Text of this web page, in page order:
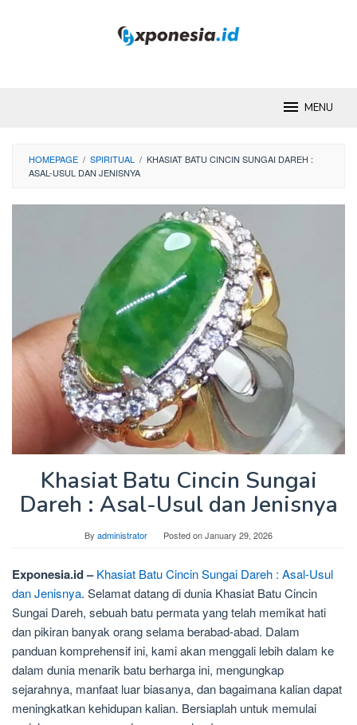
MENU
HOMEPAGE / SPIRITUAL / KHASIAT BATU CINCIN SUNGAI DAREH :
ASAL-USUL DAN JENISNYA
Khasiat Batu Cincin Sungai
Dareh : Asal-Usul dan Jenisnya
By administrator Posted onJanuary 29, 2026
Exponesia.id – Khasiat Batu Cincin Sungai Dareh : Asal-Usul
dan Jenisnya. Selamat datang di dunia Khasiat Batu Cincin
Sungai Dareh, sebuah batu permata yang telah memikat hati
dan pikiran banyak orang selama berabad-abad. Dalam
panduan komprehensif ini, kami akan menggali lebih dalam ke
dalam dunia menarik batu berharga ini, mengungkap
sejarahnya, manfaat luar biasanya, dan bagaimana kalian dapat
meningkatkan kehidupan kalian. Bersiaplah untuk memulai